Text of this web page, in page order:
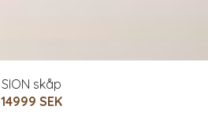
SION skåp
14999 SEK